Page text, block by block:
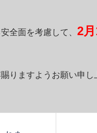
全面を考慮して、 2
りますようお願い申し